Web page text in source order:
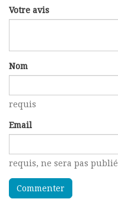
Votre avis
Nom
requis
Email
requis, ne sera pas publié